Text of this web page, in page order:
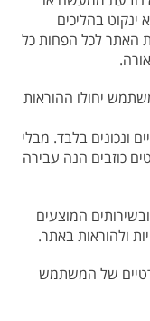
בהליכים
האתר לכל הפחות כל
יחולו ההוראות
ונכונים בלבד. מבלי
כוזבים הנה עבירה
המוצעים
ולהוראות באתר.
של המשתמש